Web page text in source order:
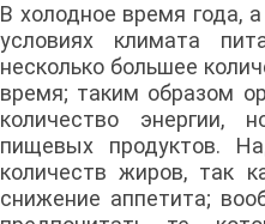
В холодное время года,
условиях климата
несколько большее
время; таким образом
количество энергии,
пищевых продуктов.
количеств жиров, так
снижение аппетита;